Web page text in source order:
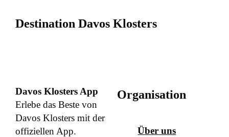
Destination Davos Klosters
Davos Klosters App
Erlebe das Beste von
Davos Klosters mit der
offiziellen App.
Organisation
Über uns